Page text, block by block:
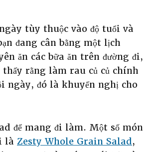
tùy thuộc vào độ tuổi và
đang cân bằng một lịch
ăn các bữa ăn trên đường đi,
thấy rằng làm rau củ củ chính
ngày, đó là khuyến nghị cho
để mang đi làm. Một số món
là Zesty Whole Grain Salad,